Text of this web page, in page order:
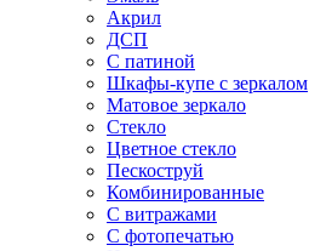
Акрил
ДСП
С патиной
Шкафы-купе с зеркалом
Матовое зеркало
Стекло
Цветное стекло
Пескоструй
Комбинированные
С витражами
С фотопечатью